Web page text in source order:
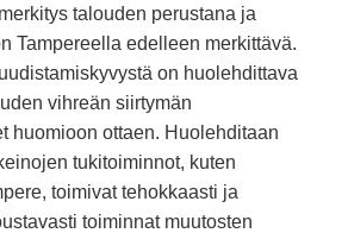
talouden perustana ja
Tampereella edelleen merkittävä.
on huolehdittava
vihreän siirtymän
huomioon ottaen. Huolehditaan
tukitoiminnot, kuten
toimivat tehokkaasti ja
toiminnat muutosten